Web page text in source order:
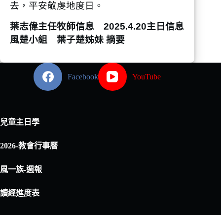
去，平安敬虔地度日。
葉志偉主任牧師信息 2025.4.20主日信息
風楚小組 葉子楚姊妹 摘要
Facebook YouTube
兒童主日學
2026-教會行事曆
風一族-週報
讀經進度表